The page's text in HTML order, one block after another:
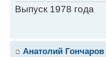
Выпуск 1978 года
Анатолий Гончаров